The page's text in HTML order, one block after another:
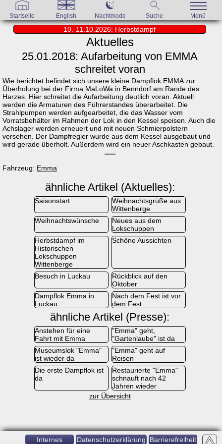
Startseite English Nachtmode Suche Menü
10.-11.10.2026: Herbstdampf
Aktuelles
25.01.2018: Aufarbeitung von EMMA
schreitet voran
Wie berichtet befindet sich unsere kleine Dampflok EMMA zur
Überholung bei der Firma MaLoWa in Benndorf am Rande des
Harzes. Hier schreitet die Aufarbeitung deutlich voran. Aktuell
werden die Armaturen des Führerstandes überarbeitet. Die
Strahlpumpen werden aufgearbeitet, die das Wasser vom
Vorratsbehälter im Rahmen der Lok in den Kessel speisen. Auch die
Achslager werden erneuert und mit neuen Schmierpolstern
versehen. Der Dampfregler wurde aus dem Kessel ausgebaut und
wird gerade überholt. Außerdem wird ein neuer Aschkasten gebaut.
Fahrzeug: Emma
ähnliche Artikel (Aktuelles):
Saisonstart
Weihnachtsgrüße aus
Wittenberge
Weihnachtswünsche
Neues aus dem
Lokschuppen
Herbstdampf im
Historischen
Lokschuppen
Wittenberge
Schöne Aussichten
Besuch in Luckau
Rückblick auf den
Oktober
Dampflok Emma in
Luckau
Nach dem Fest ist vor
dem Fest
ähnliche Artikel (Presse):
Anstehen für eine
Fahrt mit Emma
"Emma" geht,
"Gartenlaube" ist da
Museumslok "Emma"
ist wieder da
"Emma" geht auf
Reisen
Die erste Dampflok ist
da
Restaurierte "Emma"
schnauft nach 42
Jahren wieder
zur Übersicht
Internes Datenschutzerklärung Barrierefreiheit